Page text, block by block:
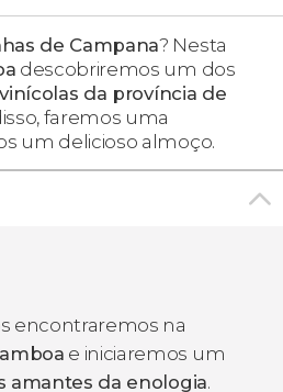
de Campana? Nesta
descobriremos um dos
da província de
faremos uma
um delicioso almoço.
encontraremos na
e iniciaremos um
amantes da enologia.